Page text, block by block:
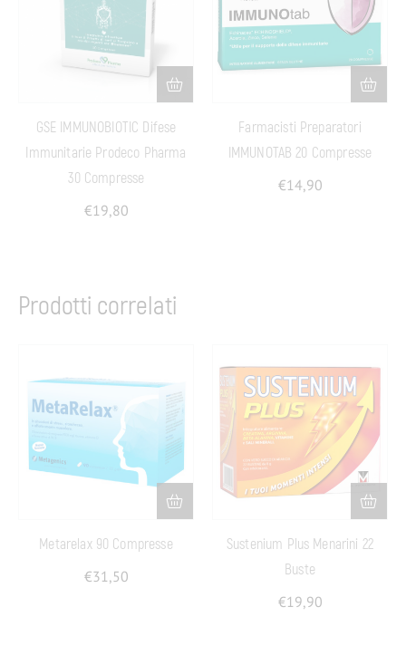
GSE IMMUNOBIOTIC Difese
Immunitarie Prodeco Pharma
30 Compresse
€19,80
Farmacisti Preparatori
IMMUNOTAB 20 Compresse
€14,90
Prodotti correlati
Metarelax 90 Compresse
€31,50
Sustenium Plus Menarini 22
Buste
€19,90